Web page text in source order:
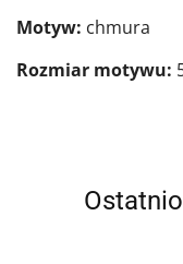
Motyw: chmura
Rozmiar motywu: